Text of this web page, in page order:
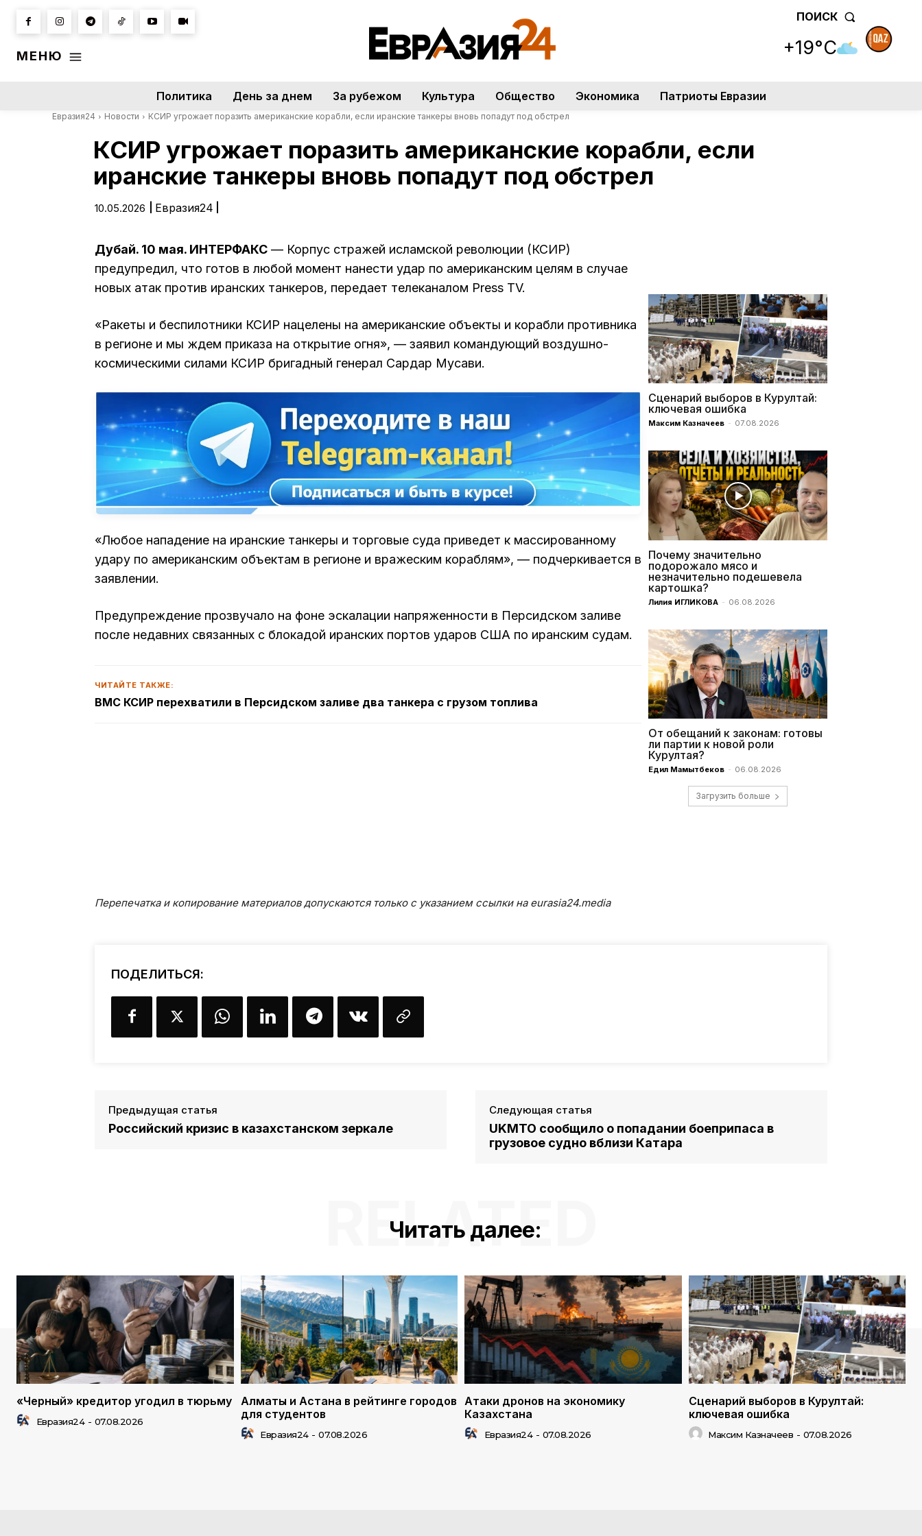
МЕНЮ
ПОИСК
+19°C
Политика День за днем За рубежом Культура Общество Экономика Патриоты Евразии
Евразия24 Новости КСИР угрожает поразить американские корабли, если иранские танкеры вновь попадут под обстрел
КСИР угрожает поразить американские корабли, если
иранские танкеры вновь попадут под обстрел
10.05.2026 Евразия24
Дубай. 10 мая. ИНТЕРФАКС — Корпус стражей исламской революции (КСИР)
предупредил, что готов в любой момент нанести удар по американским целям в случае
новых атак против иранских танкеров, передает телеканалом Press TV.
«Ракеты и беспилотники КСИР нацелены на американские объекты и корабли противника
в регионе и мы ждем приказа на открытие огня», — заявил командующий воздушно-
космическими силами КСИР бригадный генерал Сардар Мусави.
«Любое нападение на иранские танкеры и торговые суда приведет к массированному
удару по американским объектам в регионе и вражеским кораблям», — подчеркивается в
заявлении.
Предупреждение прозвучало на фоне эскалации напряженности в Персидском заливе
после недавних связанных с блокадой иранских портов ударов США по иранским судам.
ЧИТАЙТЕ ТАКЖЕ:
ВМС КСИР перехватили в Персидском заливе два танкера с грузом топлива
Сценарий выборов в Курултай:
ключевая ошибка
Максим Казначеев - 07.08.2026
Почему значительно
подорожало мясо и
незначительно подешевела
картошка?
Лилия ИГЛИКОВА - 06.08.2026
От обещаний к законам: готовы
ли партии к новой роли
Курултая?
Едил Мамытбеков - 06.08.2026
Загрузить больше
Перепечатка и копирование материалов допускаются только с указанием ссылки на eurasia24.media
ПОДЕЛИТЬСЯ:
Предыдущая статья
Российский кризис в казахстанском зеркале
Следующая статья
UKMTO сообщило о попадании боеприпаса в
грузовое судно вблизи Катара
Читать далее:
RELATED
«Черный» кредитор угодил в тюрьму
Евразия24 - 07.08.2026
Алматы и Астана в рейтинге городов
для студентов
Евразия24 - 07.08.2026
Атаки дронов на экономику
Казахстана
Евразия24 - 07.08.2026
Сценарий выборов в Курултай:
ключевая ошибка
Максим Казначеев - 07.08.2026